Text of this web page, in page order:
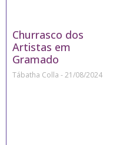
Churrasco dos
Artistas em
Gramado
Tábatha Colla 21/08/2024